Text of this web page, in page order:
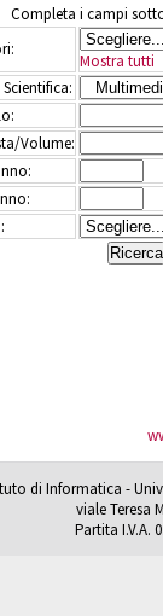
Completa i campi
Mostra tutti
Scientifica:
Volume:
di Informatica -
viale Teresa
Partita I.V.A.